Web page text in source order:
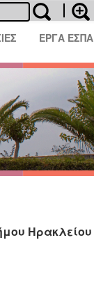
ΕΡΓΑ ΕΣΠΑ
Ηρακλείου